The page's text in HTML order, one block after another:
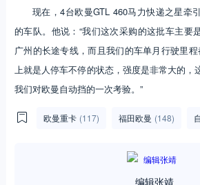
现在，4台欧曼GTL 460马力快递之星牵
的车队。他说：“我们这次采购的这批车主
广州的长途专线，而且我们的车单月行驶里
上就是人停车不停的状态，强度是非常大的，
我们对欧曼自动挡的一次考验。”
欧曼重卡 (117) 福田欧曼 (148)